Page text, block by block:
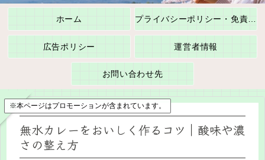
ホーム
広告ポリシー 運営者情報
お問い合わせ先
※本ページはプロモーションが含まれています。
無水カレーをおいしく作るコツ｜酸味や濃
さの整え方